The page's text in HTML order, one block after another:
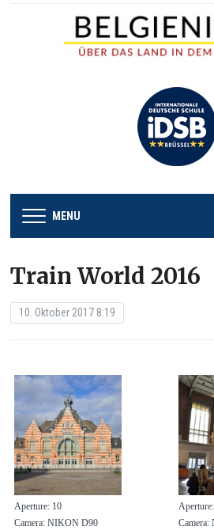
MENU
Train World 2016
10. Oktober 2017 8:19
Aperture: 10
Camera: NIKON D90